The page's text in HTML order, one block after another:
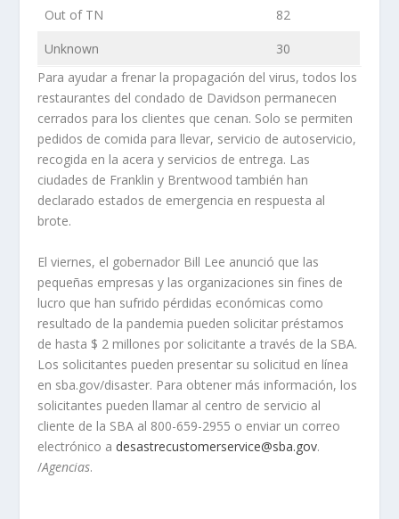
Out of TN
82
Unknown
30
Para ayudar a frenar la propagación del virus, todos los
restaurantes del condado de Davidson permanecen
cerrados para los clientes que cenan. Solo se permiten
pedidos de comida para llevar, servicio de autoservicio,
recogida en la acera y servicios de entrega. Las
ciudades de Franklin y Brentwood también han
declarado estados de emergencia en respuesta al
brote.
El viernes, el gobernador Bill Lee anunció que las
pequeñas empresas y las organizaciones sin fines de
lucro que han sufrido pérdidas económicas como
resultado de la pandemia pueden solicitar préstamos
de hasta $ 2 millones por solicitante a través de la SBA.
Los solicitantes pueden presentar su solicitud en línea
en sba.gov/disaster. Para obtener más información, los
solicitantes pueden llamar al centro de servicio al
cliente de la SBA al 800-659-2955 o enviar un correo
electrónico a desastrecustomerservice@sba.gov.
/Agencias.